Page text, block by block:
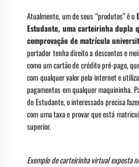
Atualmente, um de seus “produtos” é o
Estudante, uma carteirinha dupla
comprovação de matrícula
portador tenha direito a descontos e
como um cartão de crédito pré-pago,
com qualquer valor pela internet e
pagamentos em qualquer maquininha.
do Estudante, o interessado precisa
com uma taxa e provar que está
superior.
Exemplo de carteirinha virtual exposta